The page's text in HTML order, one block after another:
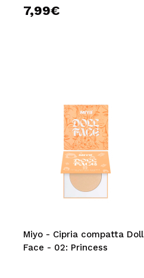
7,99€
Miyo - Cipria compatta Doll
Face - 02: Princess